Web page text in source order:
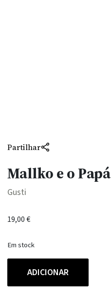
Partilhar
Mallko e o Papá
Gusti
19,00€
Em stock
Mallko
ADICIONAR